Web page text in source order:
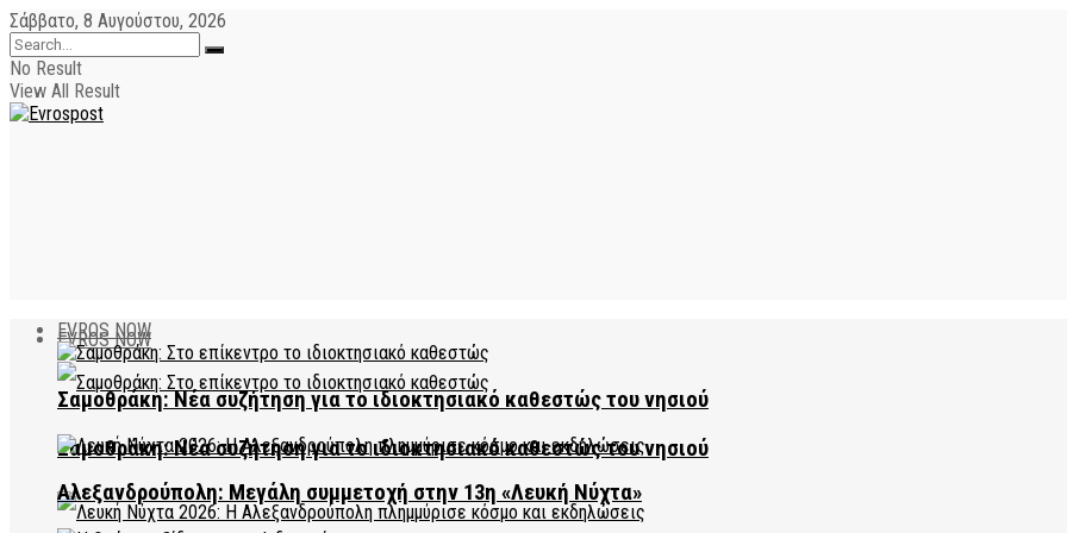
Σάββατο, 8 Αυγούστου, 2026
No Result
View All Result
EVROS NOW
Σαμοθράκη: Νέα συζήτηση για το ιδιοκτησιακό καθεστώς του νησιού
EVROS NOW
Σαμοθράκη: Νέα συζήτηση για το ιδιοκτησιακό καθεστώς του νησιού
Αλεξανδρούπολη: Μεγάλη συμμετοχή στην 13η «Λευκή Νύχτα»